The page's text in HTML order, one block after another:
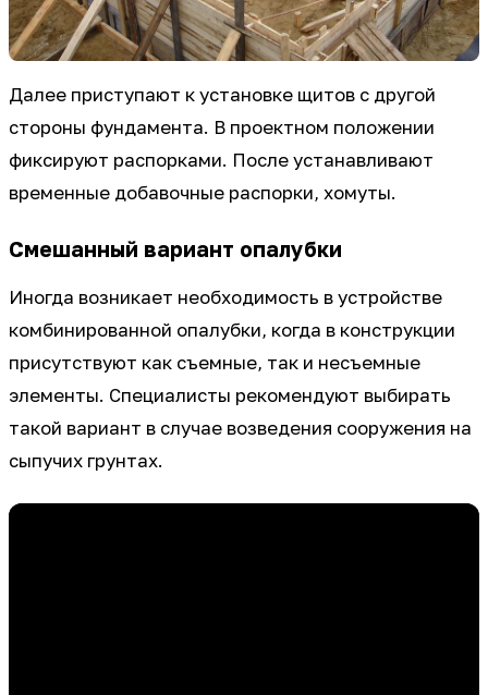
Далее приступают к установке щитов с другой
стороны фундамента. В проектном положении
фиксируют распорками. После устанавливают
временные добавочные распорки, хомуты.
Смешанный вариант опалубки
Иногда возникает необходимость в устройстве
комбинированной опалубки, когда в конструкции
присутствуют как съемные, так и несъемные
элементы. Специалисты рекомендуют выбирать
такой вариант в случае возведения сооружения на
сыпучих грунтах.